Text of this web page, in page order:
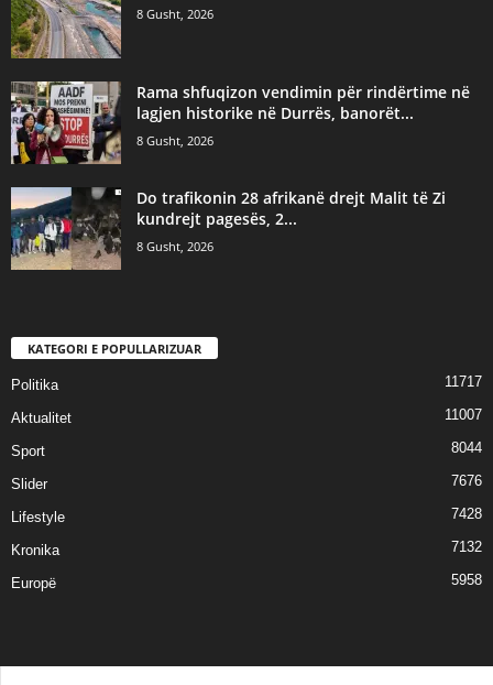
8 Gusht, 2026
Rama shfuqizon vendimin për rindërtime në
lagjen historike në Durrës, banorët...
8 Gusht, 2026
Do trafikonin 28 afrikanë drejt Malit të Zi
kundrejt pagesës, 2...
8 Gusht, 2026
KATEGORI E POPULLARIZUAR
Politika 11717
Aktualitet 11007
Sport 8044
Slider 7676
Lifestyle 7428
Kronika 7132
Europë 5958